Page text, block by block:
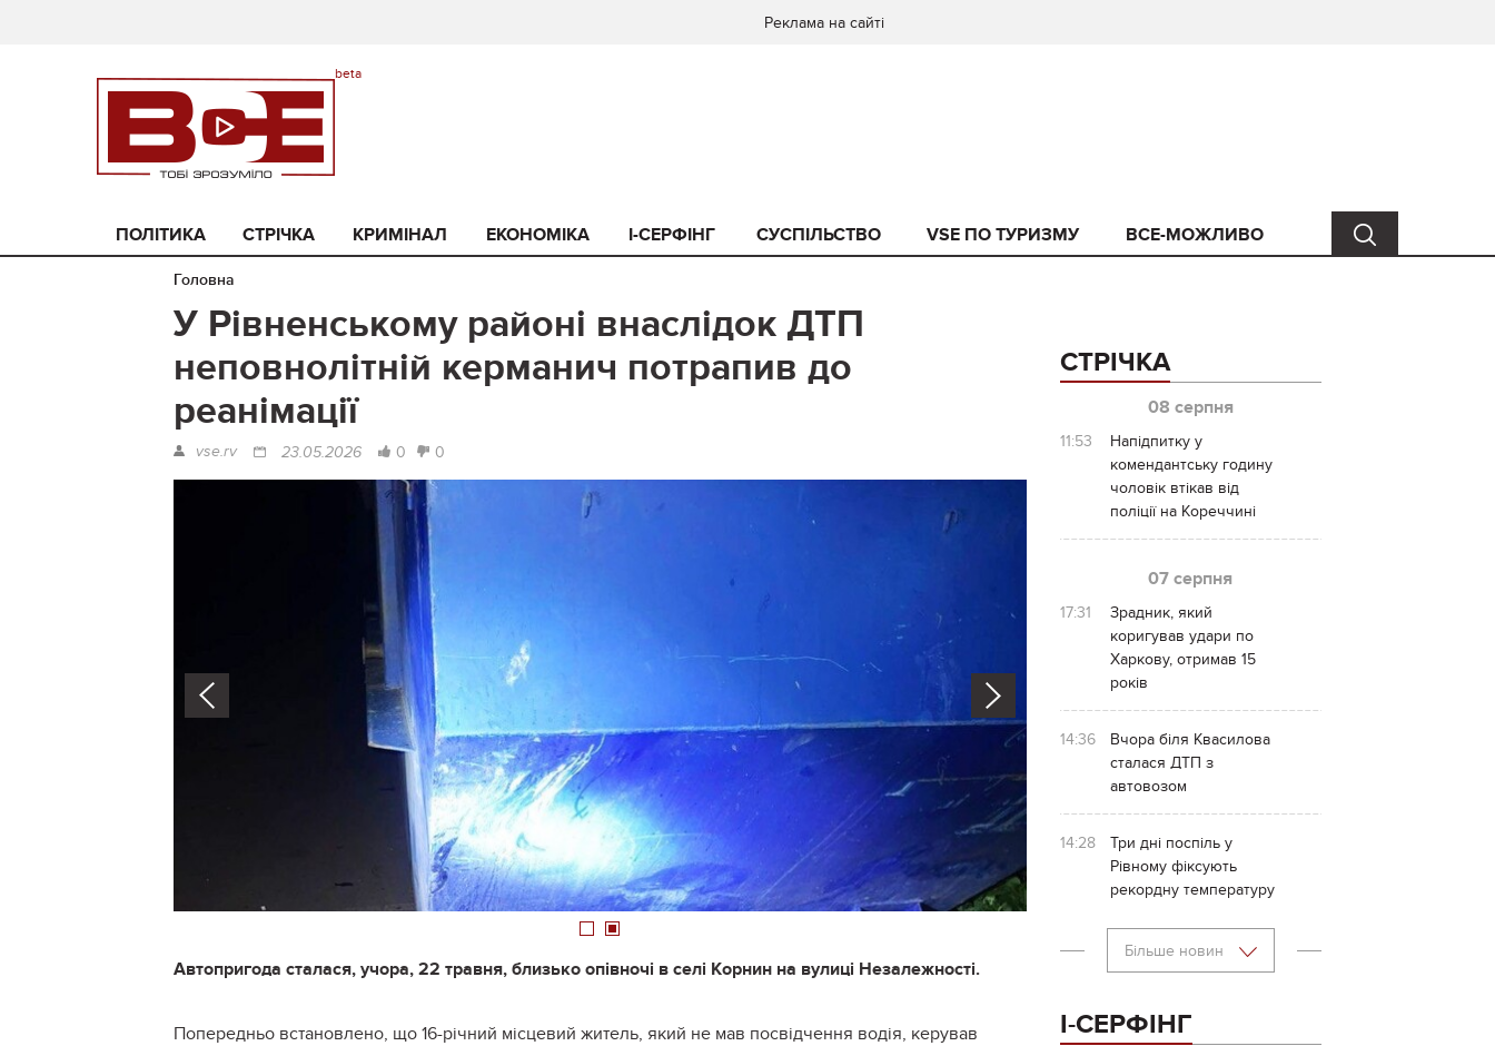
Реклама на сайті
ПОЛІТИКА СТРІЧКА КРИМІНАЛ ЕКОНОМІКА I-СЕРФІНГ СУСПІЛЬСТВО VSE ПО ТУРИЗМУ ВСЕ-МОЖЛИВО
Головна
У Рівненському районі внаслідок ДТП
неповнолітній керманич потрапив до
реанімації
vse.rv 23.05.2026 0 0
1 2
Автопригода сталася, учора, 22 травня, близько опівночі в селі Корнин на вулиці Незалежності.
Попередньо встановлено, що 16-річний місцевий житель, який не мав посвідчення водія, керував
СТРІЧКА
08 серпня
11:53
Напідпитку у
комендантську годину
чоловік втікав від
поліції на Кореччині
07 серпня
17:31
Зрадник, який
коригував удари по
Харкову, отримав 15
років
14:36
Вчора біля Квасилова
сталася ДТП з
автовозом
14:28
Три дні поспіль у
Рівному фіксують
рекордну температуру
Більше новин
І-СЕРФІНГ